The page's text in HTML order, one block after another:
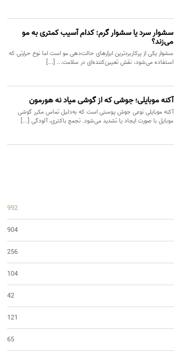
سشوار سرد یا سشوار گرم: کدام آسیب کمتری به مو
می‌زند؟
سشوار یکی از پرکاربردترین ابزارهای حالت‌دهی مو است اما نوع حرارتی که
استفاده می‌شود، نقش تعیین‌کننده‌ای در سلامت... [...]
آکنه موبایلی؛ جوشی که از گوشی میاد نه هورمون
آکنه موبایلی نوعی جوش پوستی است که به‌دلیل تماس مکرر گوشی
موبایل با صورت ایجاد یا تشدید می‌شود. تجمع باکتری، آلودگی [...]
992
904
256
104
42
121
65